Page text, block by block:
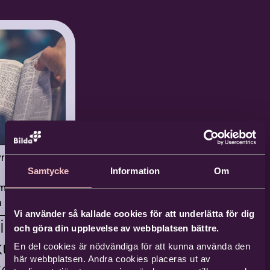
Samtycke Information Om
Vi använder så kallade cookies för att underlätta för dig
och göra din upplevelse av webbplatsen bättre.
En del cookies är nödvändiga för att kunna använda den
här webbplatsen. Andra cookies placeras ut av
Olle och
Alfvéngården , Leks
till
i
Kika in på
kaffe och
din
oss.
i